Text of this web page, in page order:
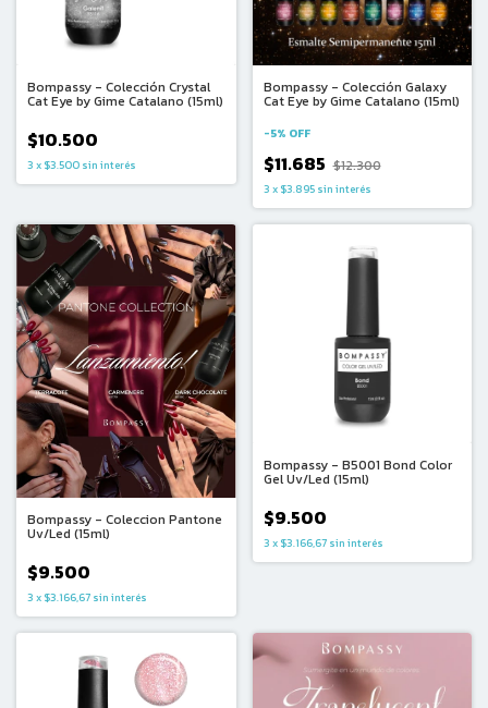
Bompassy - Colección Crystal
Cat Eye by Gime Catalano (15ml)
$10.500
3 x $3.500 sin interés
Bompassy - Colección Galaxy
Cat Eye by Gime Catalano (15ml)
-5% OFF
$11.685 $12.300
3 x $3.895 sin interés
Bompassy - Coleccion Pantone
Uv/Led (15ml)
$9.500
3 x $3.166,67 sin interés
Bompassy - B5001 Bond Color
Gel Uv/Led (15ml)
$9.500
3 x $3.166,67 sin interés